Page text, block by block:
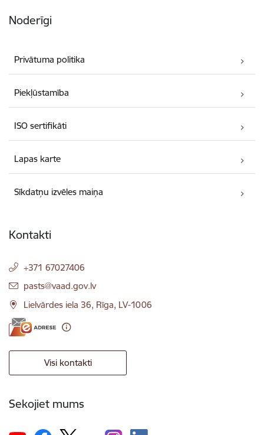
Noderīgi
Privātuma politika
Piekļūstamība
ISO sertifikāti
Lapas karte
Sīkdatņu izvēles maiņa
Kontakti
+371 67027406
E-pasts:
pasts@vaad.gov.lv
Lielvārdes iela 36, Rīga, LV-1006
Visi kontakti
Sekojiet mums